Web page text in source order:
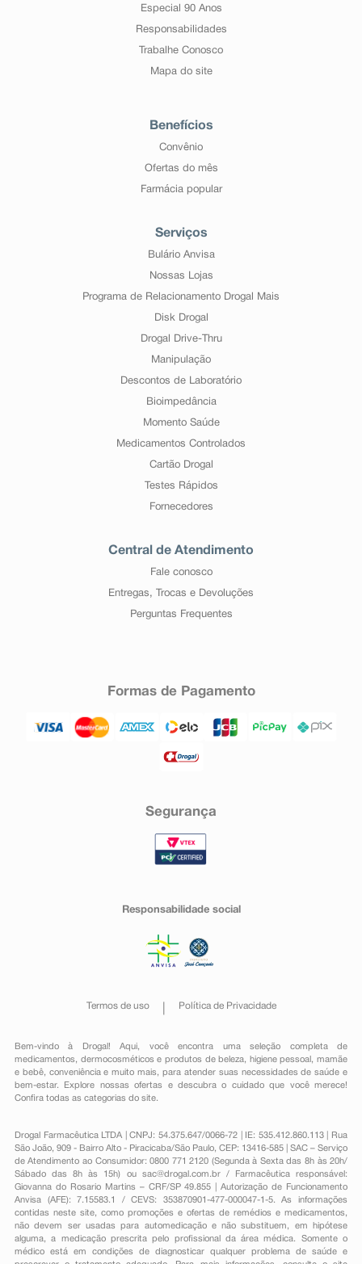
Especial 90 Anos
Responsabilidades
Trabalhe Conosco
Mapa do site
Benefícios
Convênio
Ofertas do mês
Farmácia popular
Serviços
Bulário Anvisa
Nossas Lojas
Programa de Relacionamento Drogal Mais
Disk Drogal
Drogal Drive-Thru
Manipulação
Descontos de Laboratório
Bioimpedância
Momento Saúde
Medicamentos Controlados
Cartão Drogal
Testes Rápidos
Fornecedores
Central de Atendimento
Fale conosco
Entregas, Trocas e Devoluções
Perguntas Frequentes
Formas de Pagamento
Segurança
Responsabilidade social
Termos de uso Política de Privacidade
Bem-vindo à Drogal! Aqui, você encontra uma seleção completa de
medicamentos , dermocosméticos e produtos de beleza, higiene pessoal ,mamãe
e bebê, conveniênciae muito mais, para atender suas necessidades de saúde e
bem-estar. Explore nossas ofertas e descubra o cuidado que você merece!
Confira todas as categorias do site.
Drogal Farmacêutica LTDA | CNPJ: 54.375.647/0066-72 | IE: 535.412.860.113 | Rua
São João, 909 - Bairro Alto - Piracicaba/São Paulo, CEP: 13416-585 | SAC – Serviço
de Atendimento ao Consumidor: 0800 771 2120 (Segunda à Sexta das 8h às 20h/
Sábado das 8h às 15h) ou sac@drogal.com.br/ Farmacêutica responsável:
Giovanna do Rosario Martins – CRF/SP 49.855 | Autorização de Funcionamento
Anvisa (AFE): 7.15583.1 / CEVS: 353870901-477-000047-1-5. As informações
contidas neste site, como promoções e ofertas de remédios e medicamentos,
não devem ser usadas para automedicação e não substituem, em hipótese
alguma, a medicação prescrita pelo profissional da área médica. Somente o
médico está em condições de diagnosticar qualquer problema de saúde e